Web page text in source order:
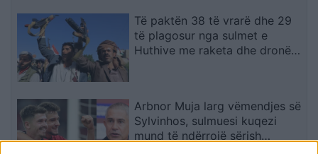
Të paktën 38 të vrarë dhe 29
të plagosur nga sulmet e
Huthive me raketa dhe dronë
Arbnor Muja larg vëmendjes së
Sylvinhos, sulmuesi kuqezi
mund të ndërrojë sërish